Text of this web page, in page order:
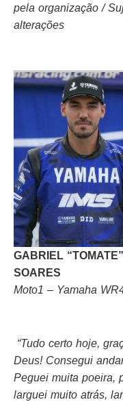
pela organização /
alterações
GABRIEL “TOMATE”
SOARES
Moto1 – Yamaha
“Tudo certo hoje,
Deus! Consegui
Peguei muita poeira,
larguei muito atrás,